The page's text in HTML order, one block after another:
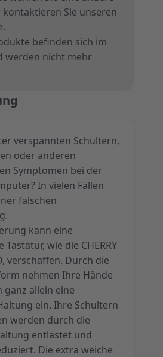
kontaktieren Sie unseren
.
befinden sich im
werden nicht mehr
verspannten Schultern,
oder anderen
Symptomen bei der
In vielen Fällen
falschen
kann eine
wie die CHERRY
verschaffen. Durch die
nehmen Ihre Hände
ganz allein eine
ein. Ihre Schultern
werden durch die
entlastet und
Die extra weiche